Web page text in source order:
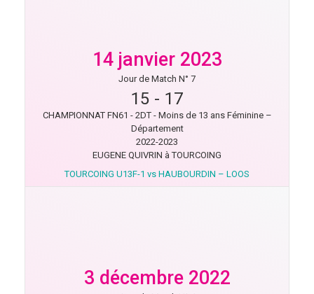
14 janvier 2023
Jour de Match N° 7
15 - 17
CHAMPIONNAT FN61 - 2DT - Moins de 13 ans Féminine –
Département
2022-2023
EUGENE QUIVRIN à TOURCOING
TOURCOING U13F-1 vs HAUBOURDIN – LOOS
3 décembre 2022